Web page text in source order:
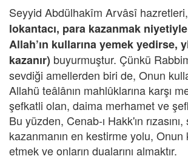
Seyyid Abdülhakîm Arvâsî hazretleri,
lokantacı, para kazanmak
Allah’ın kullarına yemek yedirse,
kazanır) buyurmuştur. Çünkü
sevdiği amellerden biri de, Onun
Allahü teâlânın mahlûklarına karşı
şefkatli olan, daima merhamet ve
Bu yüzden, Cenab-ı Hakk'ın
kazanmanın en kestirme yolu, Onun
etmek ve onların dualarını almaktır.